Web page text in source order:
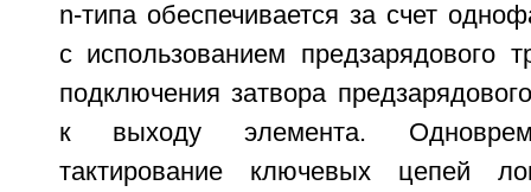
n-типа обеспечивается за счет
с использованием предзарядового
подключения затвора
к выходу элемента.
тактирование ключевых цепей